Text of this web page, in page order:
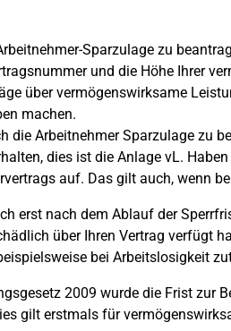
Sparzulage zu
und die Höhe Ihrer
über vermögenswirksame
machen.
die Arbeitnehmer Sparzulage zu
dies ist die Anlage vL.
auf. Das gilt auch, wenn
erst nach dem Ablauf der
über Ihren Vertrag verfügt
bei Arbeitslosigkeit
2009 wurde die Frist zur
gilt erstmals für